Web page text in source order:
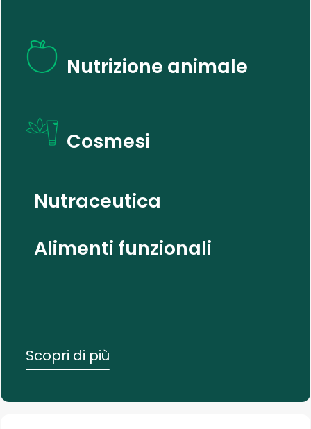
Nutrizione animale
Cosmesi
Nutraceutica
Alimenti funzionali
Scopri di più